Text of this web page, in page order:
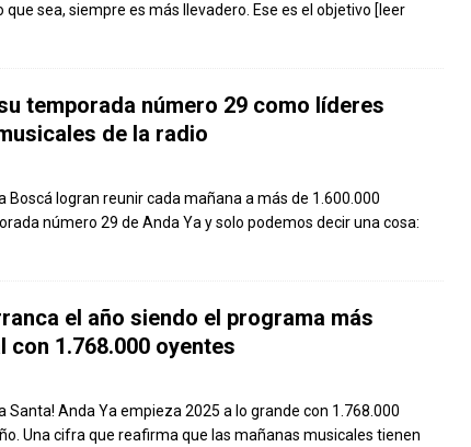
sea, siempre es más llevadero. Ese es el objetivo [leer
temporada número 29 como líderes
de la radio
Boscá logran reunir cada mañana a más de 1.600.000
número 29 de Anda Ya y solo podemos decir una cosa:
el año siendo el programa más
1.768.000 oyentes
Santa! Anda Ya empieza 2025 a lo grande con 1.768.000
Una cifra que reafirma que las mañanas musicales tienen